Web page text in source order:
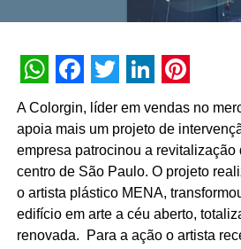
WhatsApp
Facebook
Twitter
LinkedIn
A Colorgin, líder em vendas no
apoia mais um projeto de
empresa patrocinou a revitalização
centro de São Paulo. O projeto
o artista plástico MENA,
edifício em arte a céu aberto,
renovada. Para a ação o artista